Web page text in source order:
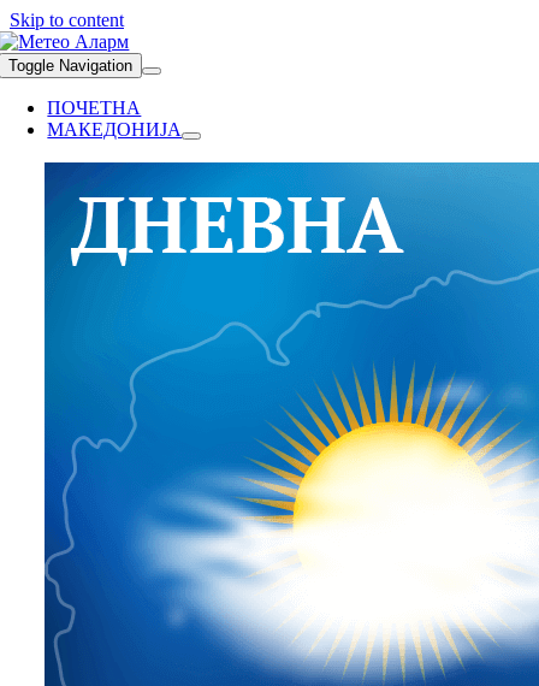
Skip to content
Toggle Navigation
ПОЧЕТНА
МАКЕДОНИЈА